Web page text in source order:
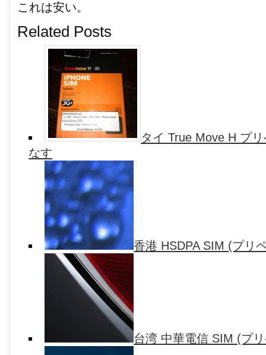
これは安い。
Related Posts
タイ True Move H プ
なす
香港 HSDPA SIM (プリ
台湾 中華電信 SIM (プ